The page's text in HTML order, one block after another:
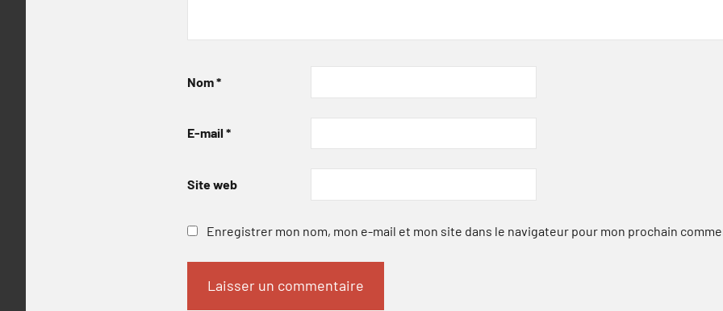
Nom*
E-mail *
Site web
Enregistrer mon nom, mon e-mail et mon site dans le navigateur pour mon prochain